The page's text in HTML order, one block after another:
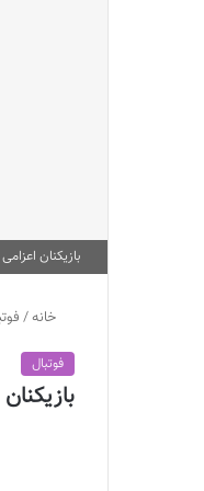
بازیکنان
خانه/
فوتبال